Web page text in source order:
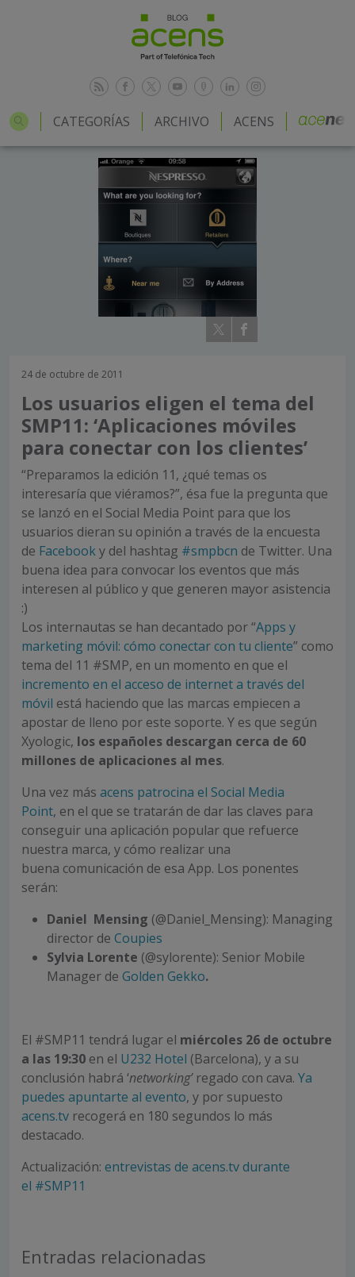
CATEGORÍAS ARCHIVO ACENS
24 de octubre de 2011
Los usuarios eligen el tema del
SMP11: ‘Aplicaciones móviles
para conectar con los clientes’
“Preparamos la edición 11, ¿qué temas os
interesaría que viéramos?”, ésa fue la pregunta que
se lanzó en el Social Media Point para que los
usuarios dieran su opinión a través de la encuesta
de Facebooky del hashtag #smpbcn de Twitter. Una
buena idea para convocar los eventos que más
interesen al público y que generen mayor asistencia
:)
Los internautas se han decantado por “Apps y
marketing móvil: cómo conectar con tu cliente” como
tema del 11 #SMP, en un momento en que el
incremento en el acceso de internet a través del
móvil está haciendo que las marcas empiecen a
apostar de lleno por este soporte. Y es que según
Xyologic, los españoles descargan cerca de 60
millones de aplicaciones al mes.
Una vez más acens patrocina el Social Media
Point, en el que se tratarán de dar las claves para
conseguir una aplicación popular que refuerce
nuestra marca, y cómo realizar una
buena comunicación de esa App. Los ponentes
serán:
Daniel Mensing (@Daniel_Mensing): Managing
director de Coupies
Sylvia Lorente (@sylorente): Senior Mobile
Manager de Golden Gekko.
El #SMP11 tendrá lugar el miércoles 26 de octubre
a las 19:30 en el U232 Hotel (Barcelona), y a su
conclusión habrá ‘networking’regado con cava. Ya
puedes apuntarte al evento, y por supuesto
acens.tv recogerá en 180 segundos lo más
destacado.
Actualización: entrevistas de acens.tv durante
el #SMP11
Entradas relacionadas